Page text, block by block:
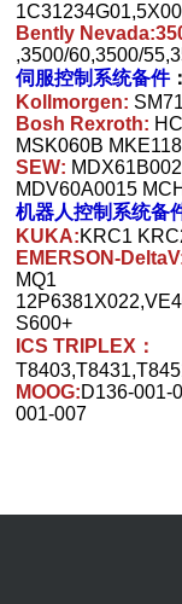
Bently
,3500/60,3500/
伺服控制系统备件：
Kollmorgen:
Bosh Rexroth:
MSK060B
SEW:
MDV60A0015
机器人控制系统备
KUKA:KRC1
EMERSON-
MQ1
S600+
ICS TRIPLEX：
MOOG:D136-001-
001-007